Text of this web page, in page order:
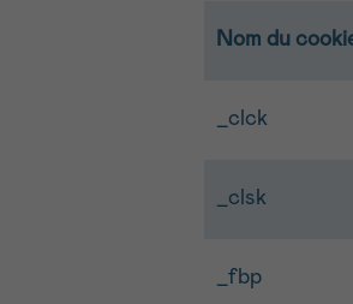
Nom du
_clck
_clsk
_fbp